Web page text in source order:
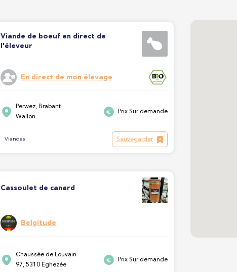
Viande de boeuf en direct de
l'éleveur
En direct de mon élevage
Perwez, Brabant-
Wallon
Prix Sur demande
Viandes Sauvegarder
Cassoulet de canard
Belgitude
Chaussée de Louvain
97, 5310 Eghezée
Prix Sur demande